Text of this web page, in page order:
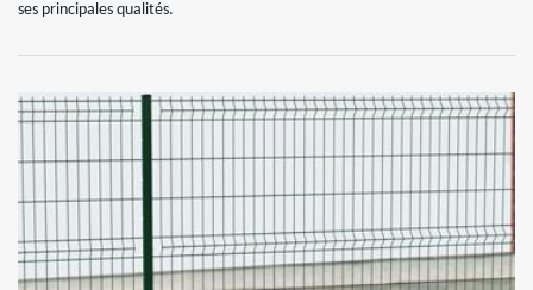
ses principales qualités.